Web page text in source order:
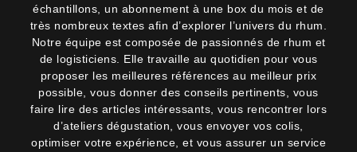
échantillons, un abonnement à une box du mois et de
très nombreux textes afin d’explorer l’univers du rhum.
Notre équipe est composée de passionnés de rhum et
de logisticiens. Elle travaille au quotidien pour vous
proposer les meilleures références au meilleur prix
possible, vous donner des conseils pertinents, vous
faire lire des articles intéressants, vous rencontrer lors
d’ateliers dégustation, vous envoyer vos colis,
optimiser votre expérience, et vous assurer un service